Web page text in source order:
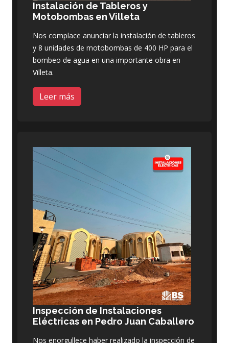
Instalación de Tableros y
Motobombas en Villeta
Nos complace anunciar la instalación de tableros
y 8 unidades de motobombas de 400 HP para el
bombeo de agua en una importante obra en
Villeta.
Leer más
Inspección de Instalaciones
Eléctricas en Pedro Juan Caballero
Nos enorgullece haber realizado la inspección de